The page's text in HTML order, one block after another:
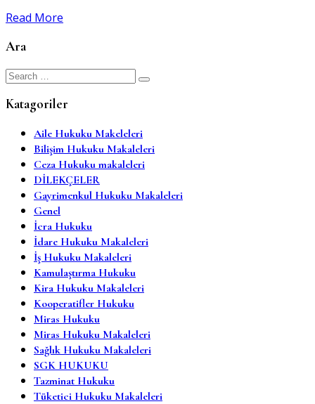
Read More
Ara
Search
Katagoriler
Aile Hukuku Makeleleri
Bilişim Hukuku Makaleleri
Ceza Hukuku makaleleri
DİLEKÇELER
Gayrimenkul Hukuku Makaleleri
Genel
İcra Hukuku
İdare Hukuku Makaleleri
İş Hukuku Makaleleri
Kamulaştırma Hukuku
Kira Hukuku Makaleleri
Kooperatifler Hukuku
Miras Hukuku
Miras Hukuku Makaleleri
Sağlık Hukuku Makaleleri
SGK HUKUKU
Tazminat Hukuku
Tüketici Hukuku Makaleleri